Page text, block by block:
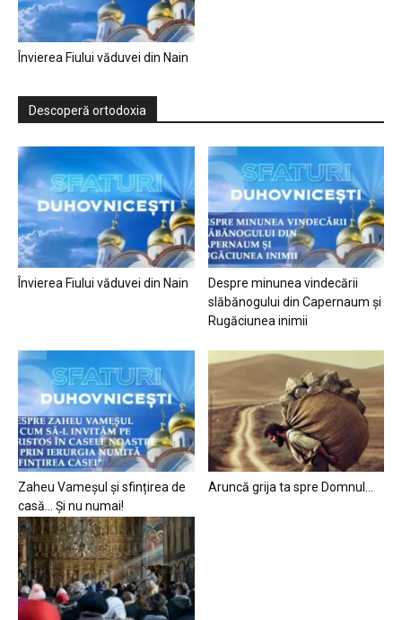
Învierea Fiului văduvei din Nain
Descoperă ortodoxia
Învierea Fiului văduvei din Nain
Despre minunea vindecării
slăbănogului din Capernaum și
Rugăciunea inimii
Zaheu Vameșul și sfințirea de
casă… Și nu numai!
Aruncă grija ta spre Domnul…